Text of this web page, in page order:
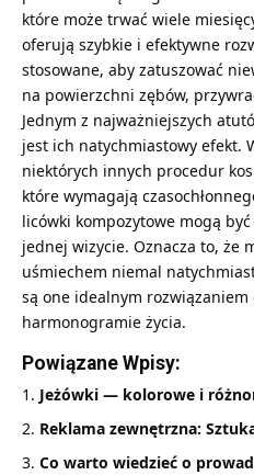
które może trwać wiele
oferują szybkie i efektywne
stosowane, aby zatuszować
na powierzchni zębów,
Jednym z najważniejszych
jest ich natychmiastowy efekt.
niektórych innych procedur
które wymagają
licówki kompozytowe mogą
jednej wizycie. Oznacza to, że
uśmiechem niemal
są one idealnym
harmonogramie życia.
Powiązane Wpisy:
Jeżówki — kolorowe i
Reklama zewnętrzna:
Co warto wiedzieć o